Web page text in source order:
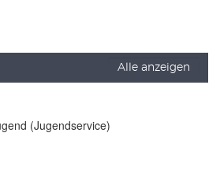
Alle anzeigen
(Jugendservice)